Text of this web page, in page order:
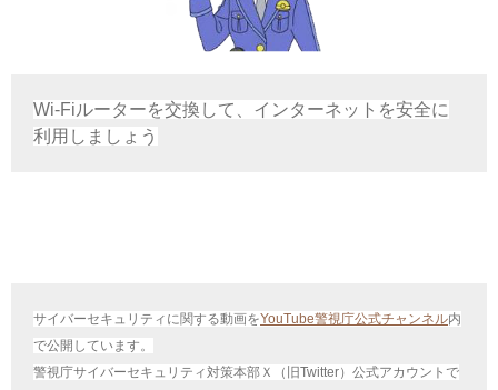
Wi-Fiルーターを交換して、インターネットを安全に
利用しましょう
サイバーセキュリティに関する動画をYouTube警視庁公式チャンネル内
で公開しています。
警視庁サイバーセキュリティ対策本部Ｘ（旧Twitter）公式アカウントで